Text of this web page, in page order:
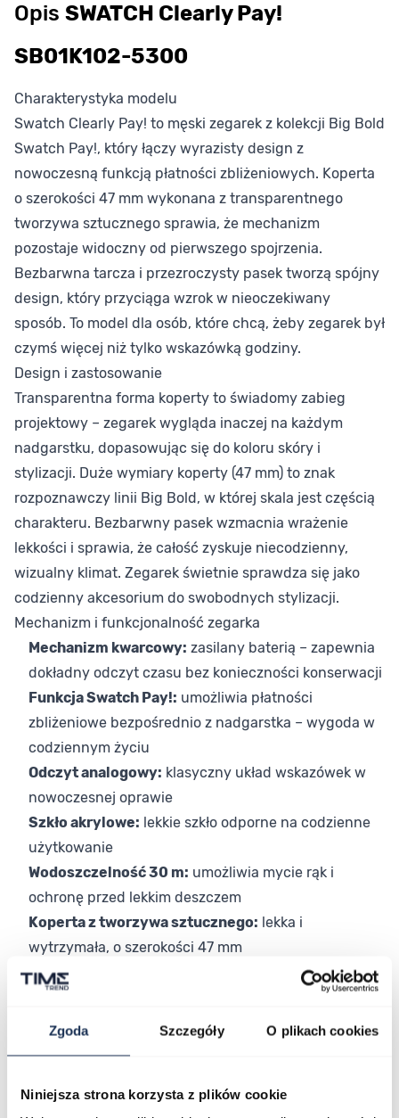
Zgoda Szczegóły O plikach cookies
Niniejsza strona korzysta z plików cookie
Opis SWATCH Clearly Pay!
SB01K102-5300
Charakterystyka modelu
Swatch Clearly Pay! to męski zegarek z kolekcji Big Bold
Swatch Pay!, który łączy wyrazisty design z
nowoczesną funkcją płatności zbliżeniowych. Koperta
o szerokości 47 mm wykonana z transparentnego
tworzywa sztucznego sprawia, że mechanizm
pozostaje widoczny od pierwszego spojrzenia.
Bezbarwna tarcza i przezroczysty pasek tworzą spójny
design, który przyciąga wzrok w nieoczekiwany
sposób. To model dla osób, które chcą, żeby zegarek był
czymś więcej niż tylko wskazówką godziny.
Design i zastosowanie
Transparentna forma koperty to świadomy zabieg
projektowy – zegarek wygląda inaczej na każdym
nadgarstku, dopasowując się do koloru skóry i
stylizacji. Duże wymiary koperty (47 mm) to znak
rozpoznawczy linii Big Bold, w której skala jest częścią
charakteru. Bezbarwny pasek wzmacnia wrażenie
lekkości i sprawia, że całość zyskuje niecodzienny,
wizualny klimat. Zegarek świetnie sprawdza się jako
codzienny akcesorium do swobodnych stylizacji.
Mechanizm i funkcjonalność zegarka
Mechanizm kwarcowy: zasilany baterią – zapewnia
dokładny odczyt czasu bez konieczności konserwacji
Funkcja Swatch Pay!: umożliwia płatności
zbliżeniowe bezpośrednio z nadgarstka – wygoda w
codziennym życiu
Odczyt analogowy: klasyczny układ wskazówek w
nowoczesnej oprawie
Szkło akrylowe: lekkie szkło odporne na codzienne
użytkowanie
Wodoszczelność 30 m: umożliwia mycie rąk i
ochronę przed lekkim deszczem
Koperta z tworzywa sztucznego: lekka i
wytrzymała, o szerokości 47 mm
Wybór dopasowany do Twojego stylu
Swatch Clearly Pay! SB01K102-5300 to propozycja dla
tych, którzy lubią, kiedy detal robi różnicę.
Wbudowana obsługa płatności zbliżeniowych sprawia,